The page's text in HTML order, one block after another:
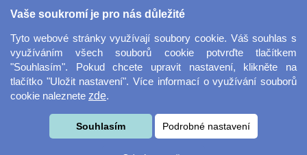
horní části: 3,7 cm
Tisková technologie:Sublimace - termotransfer
Bílá kravata s vlastním potiskem může být vtipným
dárkem pro vaše přátele. Hoďte společenská pravidla
Vaše soukromí je pro nás důležité
Tyto webové stránky využívají soubory cookie. Váš souhlas s
využíváním všech souborů cookie potvrďte tlačítkem
"Souhlasím". Pokud chcete upravit nastavení, klikněte na
tlačítko "Uložit nastavení". Více informací o využívání souborů
cookie naleznete zde.
Souhlasím Podrobné nastavení